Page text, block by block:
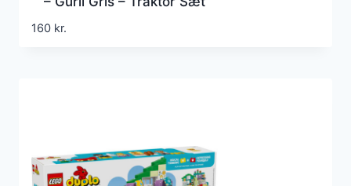
160 kr.